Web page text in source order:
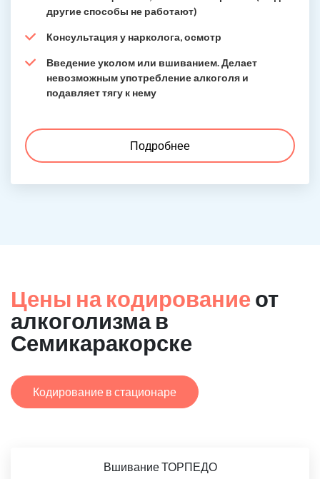
другие способы не работают)
Консультация у нарколога, осмотр
Введение уколом или вшиванием. Делает
невозможным употребление алкоголя и
подавляет тягу к нему
Подробнее
Цены на кодирование от
алкоголизма в
Семикаракорске
Кодирование в стационаре
Вшивание ТОРПЕДО